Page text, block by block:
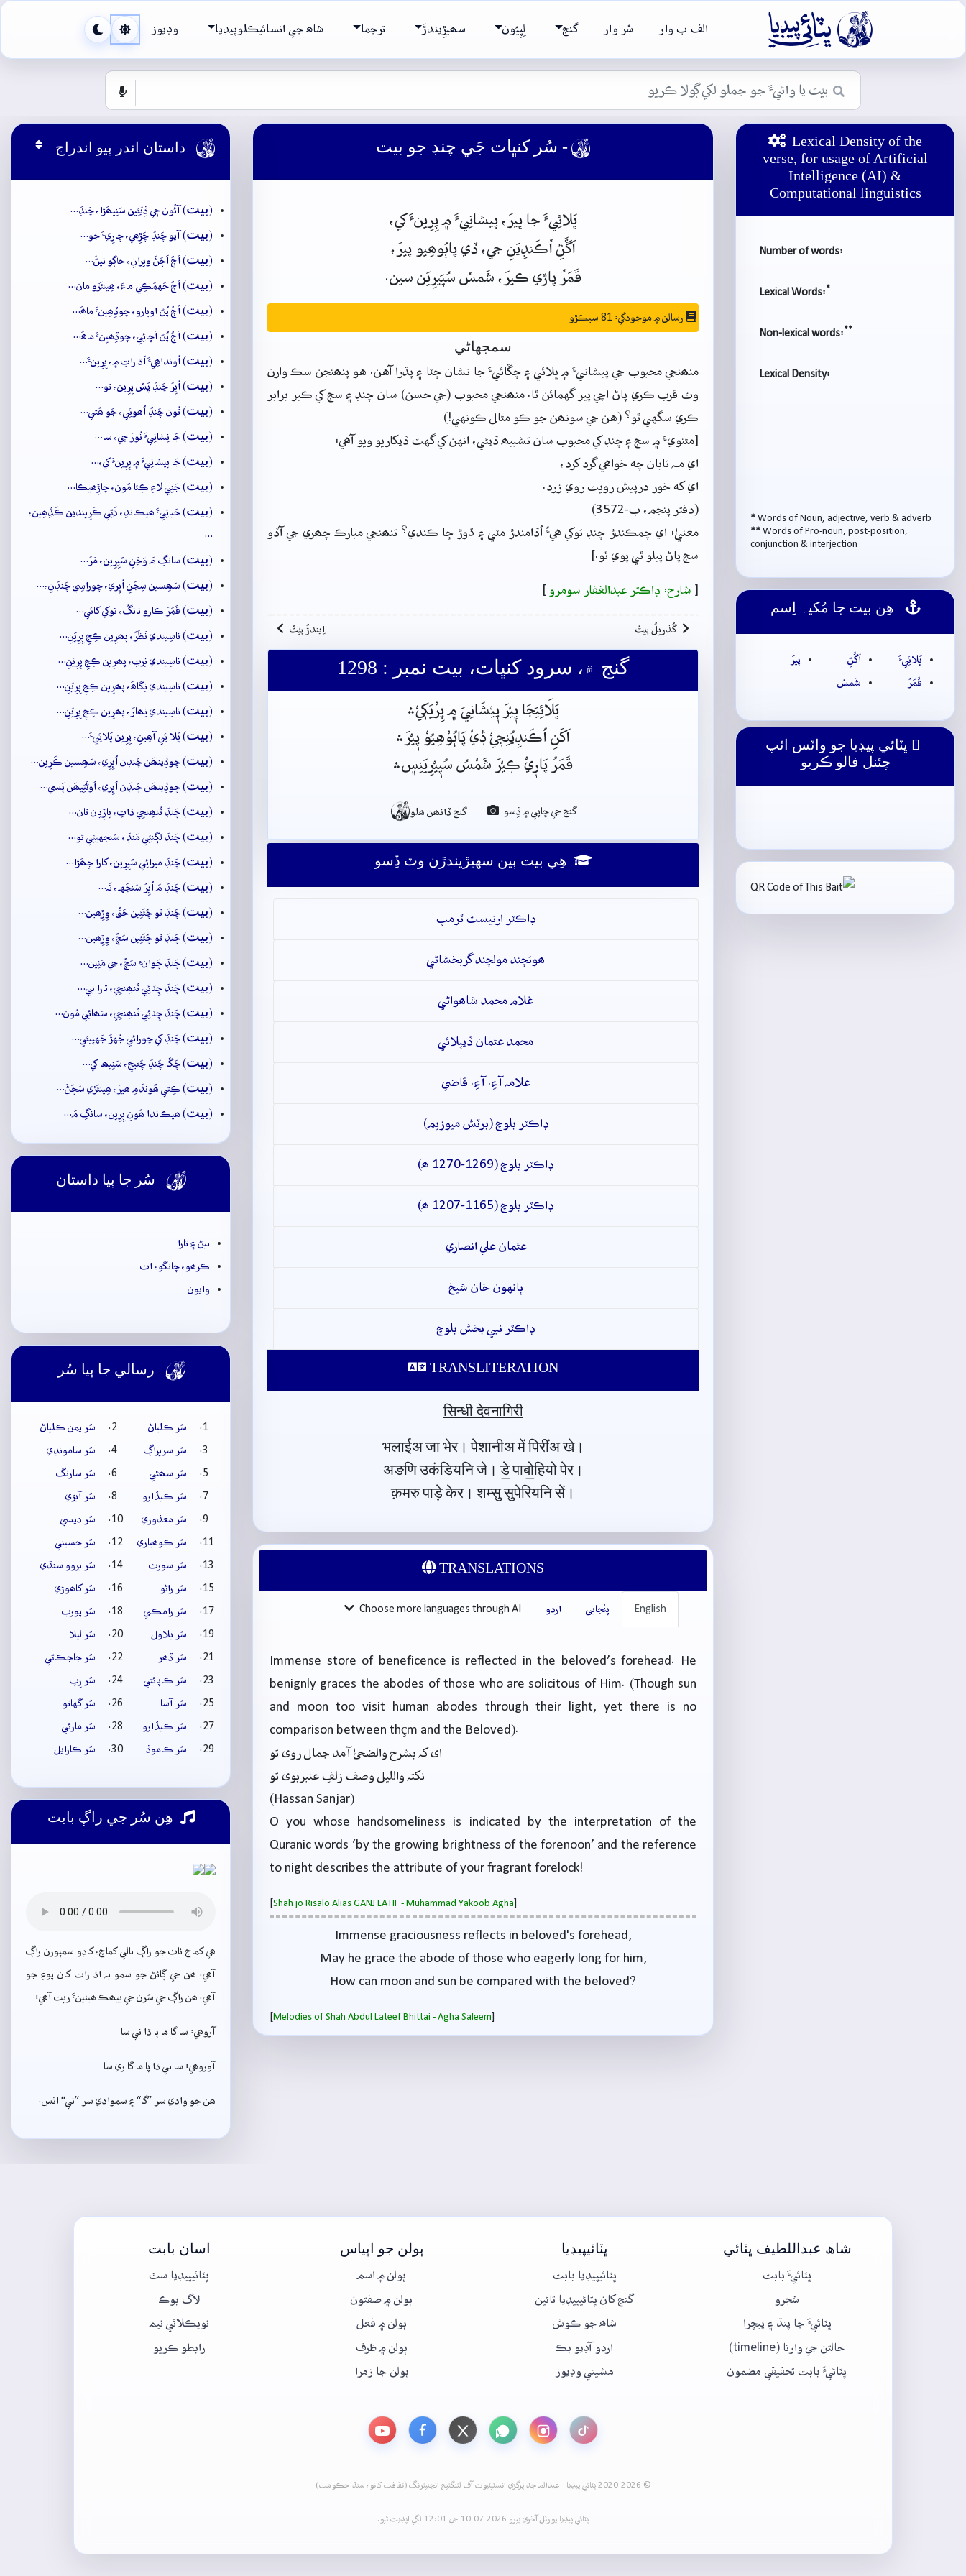
 الف ب وار سُر وار گنج لِپِيُون سھيڙِيندڙَ ترجما شاھ جي انسائيڪلوپيڊيا وڊيوز
Lexical Density of the
verse, for usage of Artificial
Intelligence (AI) &
Computational linguistics
Number of words:
Lexical Words:*
Non-lexical words:**
Lexical Density:
* Words of Noun, adjective, verb & adverb
** Words of Pro-noun, post-position,
conjunction & interjection
ھِن بيت جا مُکيہ اِسم
ڀَلائِيءَ اَڱَڻِ
پيرَ
قَمَرُ
شَمسُ
ڀٽائي پيڊيا جو واٽس ائپ
چئنل فالو ڪريو
 - سُر کنڀات جَي چنڊ جو بيت
ڀَلائِيءَ جا ڀيرَ، پيشانِيءَ۾ پِرِينءَ کي،
اَڱَڻِاُڪَنڊِيَنِ جي، ڏي پاٻُوھِيو پيرَ،
قَمَرُ پاڙي ڪيرَ، شَمسُ سُپَيرِيَن سين.
رسالن ۾ موجودگي: 81 سيڪڙو
سمجهاڻي
منھنجي محبوب جي پيشانيءَ ۾ ڀلائي ۽ چڱائيءَ جا نشان چٽا ۽ پڌرا آهن. هو پنھنجن سڪ وارن
وٽ قرب ڪري پاڻ اچي پير گهمائن ٿا. منھنجي محبوب (جي حسن) سان چنڊ ۽ سج کي ڪير برابر
ڪري سگهي ٿو؟ (هن جي سونھن جو ڪو مثال ڪونهي!)
[مثنويءَ ۾ سج ۽ چنڊ کي محبوب سان تشبيھ ڏيئي، انهن کي گهٽ ڏيکاريو ويو آهي:
اي مـﮧ تابان چه خواهي گرد کرد،
اي که خور درپيش رويت روي زرد.
(دفتر پنجم، ب-3572)
معنيٰ: اي چمڪندڙ چنڊ توکي هيءُ اُڏامندڙ مٽي ۽ ڌوڙ ڇا ڪندي؟ تنھنجي مبارڪ چھري جي آڏو
سج پاڻ پيلو ٿي پوي ٿو.]
[ شارح: ڊاڪٽر عبدالغفار سومرو ]
گُذريلُ بيتُ اِيندڙُ بيتُ
گنج ۾، سرود کنڀات، بيت نمبر : 1298
ڀَلَائِيَجَا ڀٖيْرَ پٖيْشَانِيَ م﮼ پِرْيَکٖيْ﮶
اَکَنِ اُڪَنڊِيُنِجٖيْ ڎٖيْ پَاٻُوْهِيُوْ پٖيْرَ﮶
قَمَرُ پَارٖيْ ڪٖيْرَ شَمْسُ سُپٖيْرِيَنِس﮼﮶
گنج جي ڇاپي ۾ ڏِسو گنج ڏانھن ھلو
ھِي بيت ٻين سھيڙيندڙن وٽ ڏِسو
ڊاڪٽر ارنيسٽ ٽرمپ
ھوتچند مولچند گربخشاڻي
غلام محمد شاھواڻي
محمد عثمان ڏيپلائي
علامہ آءِ. آءِ. قاضي
ڊاڪٽر بلوچ (برٽش ميوزيم)
ڊاڪٽر بلوچ (1269-1270 ھ)
ڊاڪٽر بلوچ (1165-1207 ھ)
عثمان علي انصاري
ٻانهون خان شيخ
ڊاڪٽر نبي بخش بلوچ
TRANSLITERATION
सिन्धी देवनागिरी
भलाईअ जा भेर। पेशानीअ में पिरींअ खे।
अङणि उकंडियनि जे। डे॒ पाबो॒हियो पेर।
क़मरु पाड़े केर। शम्सु सुपेरियनि सें।
TRANSLATIONS
English پنْجابی اردو Choose more languages through AI
Immense store of beneficence is reflected in the beloved’s forehead. He
benignly graces the abodes of those who are solicitous of Him. (Though sun
and moon too visit human abodes through their light, yet there is no
comparison between thçm and the Beloved).
ای کہ بشرح والضحیٰ آمد جمال روی تو
نکتہ واللیل وصف زلفِ عنبربوی تو
(Hassan Sanjar)
O you whose handsomeliness is indicated by the interpretation of the
Quranic words ‘by the growing brightness of the forenoon’ and the reference
to night describes the attribute of your fragrant forelock!
[Shah jo Risalo Alias GANJ LATIF - Muhammad Yakoob Agha
Immense graciousness reflects in beloved's forehead,
May he grace the abode of those who eagerly long for him,
How can moon and sun be compared with the beloved?
[Melodies of Shah Abdul Lateef Bhittai - Agha Saleem
 داستان اندر ٻيو اندراج
(بيت) آئُون جٖي ڏِيَئِين سَنِيھَڙا، چَنڊَ…
(بيت) آيو چَنڊُ چَڙِهي، چارِيءَ جو…
(بيت) اَڄُ اَچَڻَ ويرانِ، جاڳو نيڻَ…
(بيت) اَڄُ جَهمَڪِي ماءَ، ھِينئَڙو مان…
(بيت) اَڄُ پُڻ اوڀارو، چوڏِھِينءَ ماھَ…
(بيت) اَڄُ پُڻ اَڇائِي، چوڏِھيِنءَ ماھَ…
(بيت) اُونداھِيءَ اَڌ راتِ ۾، پِرِينءَ…
(بيت) اُڀِرُ چَنڊَ پَسُ پِرِين، تو…
(بيت) تُون چَنڊُ اُھوئِي، جَو ھُتي…
(بيت) جَا نِشانِيءَ نُورَ جِي، سا…
(بيت) جَا پيشانِيءَ ۾ پِرِينءَ کي،…
(بيت) جَنِي لاءِ ڪِئا مُون، چاڙِھيڪا…
(بيت) حَياتِيءَ ھيڪاندِ، ڌَڻِي ڪَرِيندين ڪَڏِھِين،
…
(بيت) سانگِ مَ وَڃَنِ سُپِرِين، مَرُ…
(بيت) سَھِسين سِجَنِ اُڀِري، چوراسِي چَنڊَنِ،…
(بيت) قَمَرَ ڪارو نانگُ، توکي کائي…
(بيت) ناسِيندي نَظَرُ، پھرِين ڪِجِ پِرِيَنِ…
(بيت) ناسِيندي نِرتِ، پھرِين ڪِجِ پِرِيَنِ…
(بيت) ناسِيندي نِگاھَ، پھرِين ڪِجِ پِرِيَنِ…
(بيت) ناسِيندي نِھارَ، پھرِين ڪِجِ پِرِيَنِ…
(بيت) ڀَلا ئِي آھِينِ، پِرِين ڀَلائِيءَ…
(بيت) چوڏِينھَن چَنڊن اُڀِرِي، سَھِسين ڪَرِين…
(بيت) چوڏِينھَن چَنڊَن اُڀِري، اُوڻَٽِيھَن پَسي…
(بيت) چَنڊَ تُنھِنجِي ذاتِ، پاڙِيان تان…
(بيت) چَنڊَ لڳنئِي مَنڊَ، سَنجهيئِي ٿو…
(بيت) چَنڊَ ميرائِي سُپِرِين، کارا جِھَڙا…
(بيت) چَنڊَ مَ اُڀِرُ سَنجَهہ، تَہ…
(بيت) چَنڊَ ٿو چُئَئِين حَقُ، وِڙِھين…
(بيت) چَنڊَ ٿو چُئَئِين سَچُ، وِڙِھين…
(بيت) چَنڊَ چَوانءِ سَچُ، جي مَٺِين…
(بيت) چَنڊَ چِٽائِي تُنھِنجِي، تارا بي…
(بيت) چَنڊَ چِٽائِي تُنھِنجِي، سَھائِي مُون…
(بيت) چَنڊَ کي چورائي جُهڙَ جَهپيئيِ…
(بيت) چَڱا چَنڊَ چَئيجِ، سَنِيھا کي…
(بيت) ڪِٿي ھُوندَمِ ھيرَ، ھِينئَڙي سَڄَڻَ…
(بيت) ھيڪاندا ھُونِ پِرِين، سانگِ مَ…
 سُر جا ٻيا داستان
نيڻ ۽ تارا
ڪرھو، چانگو، اٺ
وايون
 رسالي جا ٻيا سُر
سُر ڪلياڻ
سُر يمن ڪلياڻ
سُر سريراڳ
سُر سامونڊي
سُر سھڻي
سُر سارنگ
سُر ڪيڏارو
سُر آبڙي
سُر معذوري
سُر ديسي
سُر ڪوھياري
سُر حسيني
سُر سورٺ
سُر بروو سنڌي
سُر راڻو
سُر کاھوڙي
سُر رامڪلي
سُر پورب
سُر بلاول
سُر ليلا
سُر ڏھر
سُر جاجڪاڻي
سُر ڪاپائتي
سُر رِپ
سُر آسا
سُر گهاتو
سُر ڪيڏارو
سُر مارئي
سُر ڪاموڏ
سُر ڪارايل
ھِن سُر جي راڳ بابت
ھي کماج ٺاٺ جو راڳ نالي کماچ، کاڊو سمپورن راڳ
آھي. ھن جي ڳائڻ جو سمو بہ اڌ رات کان پوءِ جو
آھي. ھن راڳ جي سُرن جي بيھڪ ھيٺينءَ ريت آھي:
آروھي: سا گا ما پا ڌا ني سا
آوروھي: سا ني ڌا پا ما گا ري سا
ھن جو وادي سر ”گا“ ۽ سموادي سر ”ني“ اٿس.
شاھ عبداللطيف ڀٽائي
ڀٽائيءَ بابت
شجرو
ڀٽائيءَ جا پنڌ ۽ پيچرا
حالتن جي وارتا (timeline)
ڀٽائيءَ بابت تحقيقي مضمون
ڀٽائيپيڊيا
ڀٽائيپيڊيا بابت
گنج کان ڀٽائيپيڊيا تائين
شاھ جو ڪوش
اردو آڊيو بڪ
مشيني وڊيوز
ٻولن جو اڀياس
ٻولن ۾ اسم
ٻولن ۾ صفتون
ٻولن ۾ فعل
ٻولن ۾ ظرف
ٻولن جا زمرا
اسان بابت
ڀٽائيپيڊيا سٿ
لاگ بوڪ
نويڪلائي نيم
رابطو ڪريو
© 2020-2026 ڀٽائي پيڊيا - عبدالماجد ڀرڳڙي انسٽيٽيوٽ آف لئنگئيج انجنيئرنگ (ثقافت کاتو، سنڌ حڪومت)
ڀٽائي پيڊيا پورٽل آخري ڀيرو 2026-07-10 جي 12:01 لڳي اپڊيٽ ٿيو.